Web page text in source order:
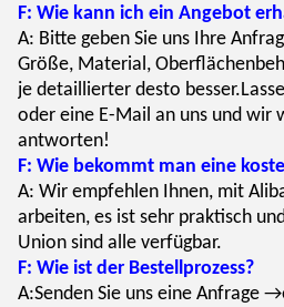
F: Wie kann ich ein Angebot
A: Bitte geben Sie uns Ihre
Größe, Material,
je detaillierter desto
oder eine E-Mail an uns und wir
antworten!
F: Wie bekommt man eine
A: Wir empfehlen Ihnen, mit
arbeiten, es ist sehr praktisch
Union sind alle verfügbar.
F: Wie ist der Bestellprozess?
A:Senden Sie uns eine Anfrage